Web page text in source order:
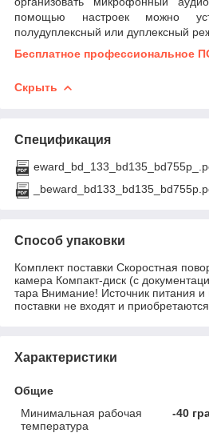
помощью настроек можно
полудуплексный или дуплексный
Бесплатное профессиональное
Скрыть
Спецификация
Способ упаковки
Комплект поставки Скоростная
камера Компакт-диск (с
тара Внимание! Источник питания и
поставки не входят и
Характеристики
Общие
Минимальная рабочая
температура
-40